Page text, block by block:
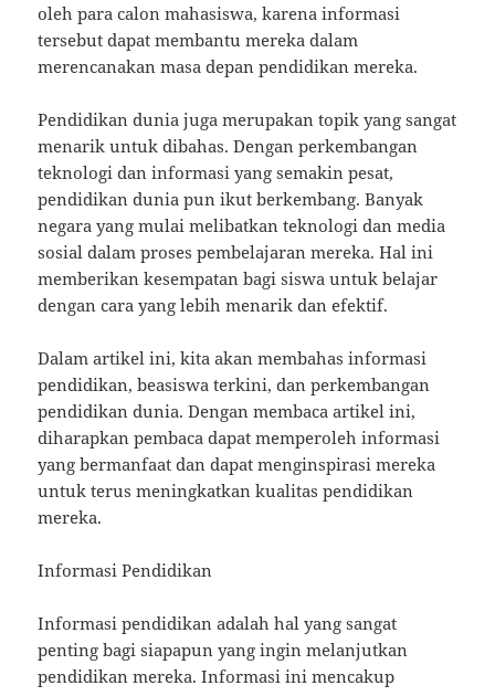
oleh para calon mahasiswa, karena informasi
tersebut dapat membantu mereka dalam
merencanakan masa depan pendidikan mereka.
Pendidikan dunia juga merupakan topik yang sangat
menarik untuk dibahas. Dengan perkembangan
teknologi dan informasi yang semakin pesat,
pendidikan dunia pun ikut berkembang. Banyak
negara yang mulai melibatkan teknologi dan media
sosial dalam proses pembelajaran mereka. Hal ini
memberikan kesempatan bagi siswa untuk belajar
dengan cara yang lebih menarik dan efektif.
Dalam artikel ini, kita akan membahas informasi
pendidikan, beasiswa terkini, dan perkembangan
pendidikan dunia. Dengan membaca artikel ini,
diharapkan pembaca dapat memperoleh informasi
yang bermanfaat dan dapat menginspirasi mereka
untuk terus meningkatkan kualitas pendidikan
mereka.
Informasi Pendidikan
Informasi pendidikan adalah hal yang sangat
penting bagi siapapun yang ingin melanjutkan
pendidikan mereka. Informasi ini mencakup